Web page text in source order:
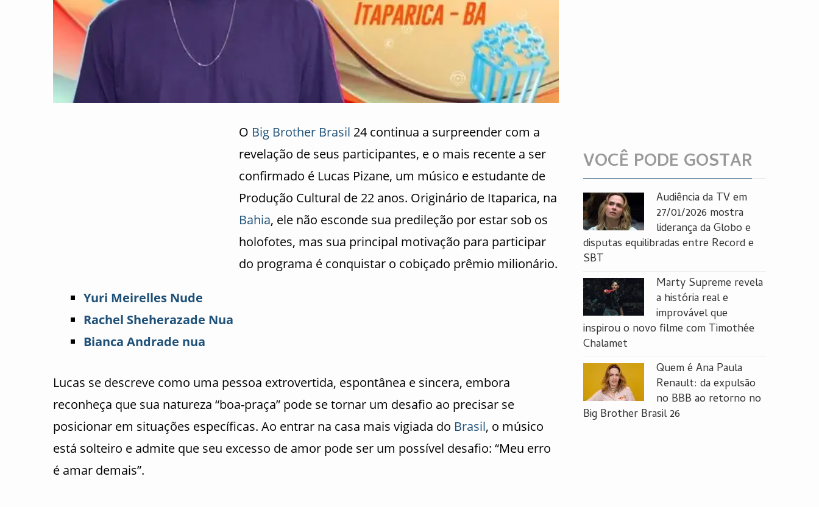
O Big Brother Brasil 24 continua a surpreender com a
revelação de seus participantes, e o mais recente a ser
confirmado é Lucas Pizane, um músico e estudante de
Produção Cultural de 22 anos. Originário de Itaparica, na
Bahia, ele não esconde sua predileção por estar sob os
holofotes, mas sua principal motivação para participar
do programa é conquistar o cobiçado prêmio milionário.
Yuri Meirelles Nude
Rachel Sheherazade Nua
Bianca Andrade nua
Lucas se descreve como uma pessoa extrovertida, espontânea e sincera, embora
reconheça que sua natureza “boa-praça” pode se tornar um desafio ao precisar se
posicionar em situações específicas. Ao entrar na casa mais vigiada do Brasil, o músico
está solteiro e admite que seu excesso de amor pode ser um possível desafio: “Meu erro
é amar demais”.
VOCÊ PODE GOSTAR
Audiência da TV em
27/01/2026 mostra
liderança da Globo e
disputas equilibradas entre Record e
SBT
Marty Supreme revela
a história real e
improvável que
inspirou o novo filme com Timothée
Chalamet
Quem é Ana Paula
Renault: da expulsão
no BBB ao retorno no
Big Brother Brasil 26